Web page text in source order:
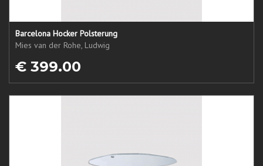
Barcelona Hocker Polsterung
Mies van der Rohe, Ludwig
€ 399.00